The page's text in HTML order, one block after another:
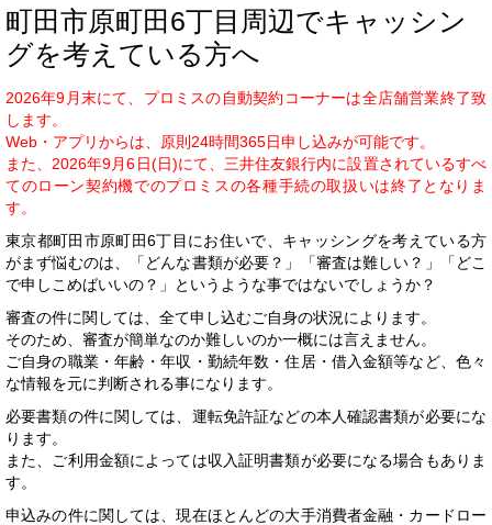
町田市原町田6丁目周辺でキャッシン
グを考えている方へ
2026年9月末にて、プロミスの自動契約コーナーは全店舗営業終了致
します。
Web・アプリからは、原則24時間365日申し込みが可能です。
また、2026年9月6日(日)にて、三井住友銀行内に設置されているすべ
てのローン契約機でのプロミスの各種手続の取扱いは終了となりま
す。
東京都町田市原町田6丁目にお住いで、キャッシングを考えている方
がまず悩むのは、「どんな書類が必要？」「審査は難しい？」「どこ
で申しこめばいいの？」というような事ではないでしょうか？
審査の件に関しては、全て申し込むご自身の状況によります。
そのため、審査が簡単なのか難しいのか一概には言えません。
ご自身の職業・年齢・年収・勤続年数・住居・借入金額等など、色々
な情報を元に判断される事になります。
必要書類の件に関しては、運転免許証などの本人確認書類が必要にな
ります。
また、ご利用金額によっては収入証明書類が必要になる場合もありま
す。
申込みの件に関しては、現在ほとんどの大手消費者金融・カードロー